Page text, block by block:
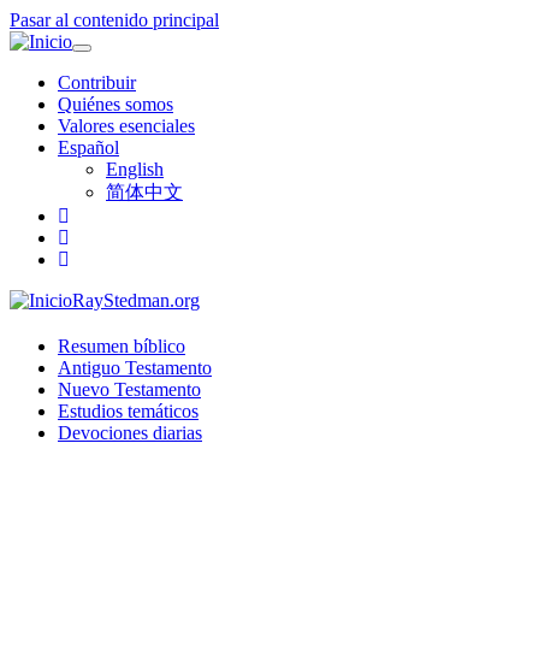
Pasar al contenido principal
Toggle
navigation
Contribuir
Quiénes somos
Valores esenciales
Español
English
简体中文
RayStedman.org
Resumen bíblico
Antiguo Testamento
Nuevo Testamento
Estudios temáticos
Devociones diarias